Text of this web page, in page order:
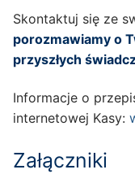
Skontaktuj się ze
porozmawiamy o
przyszłych
Informacje o
internetowej Kasy:
Załączniki